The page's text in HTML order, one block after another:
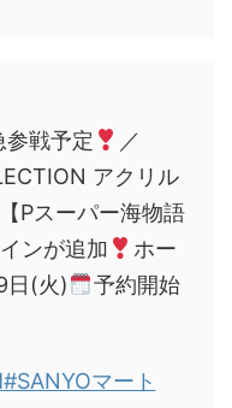
参戦予定
／
アクリル
Pスーパー海物語
ンが追加
ホー
日(火)
予約開始
#SANYOマート